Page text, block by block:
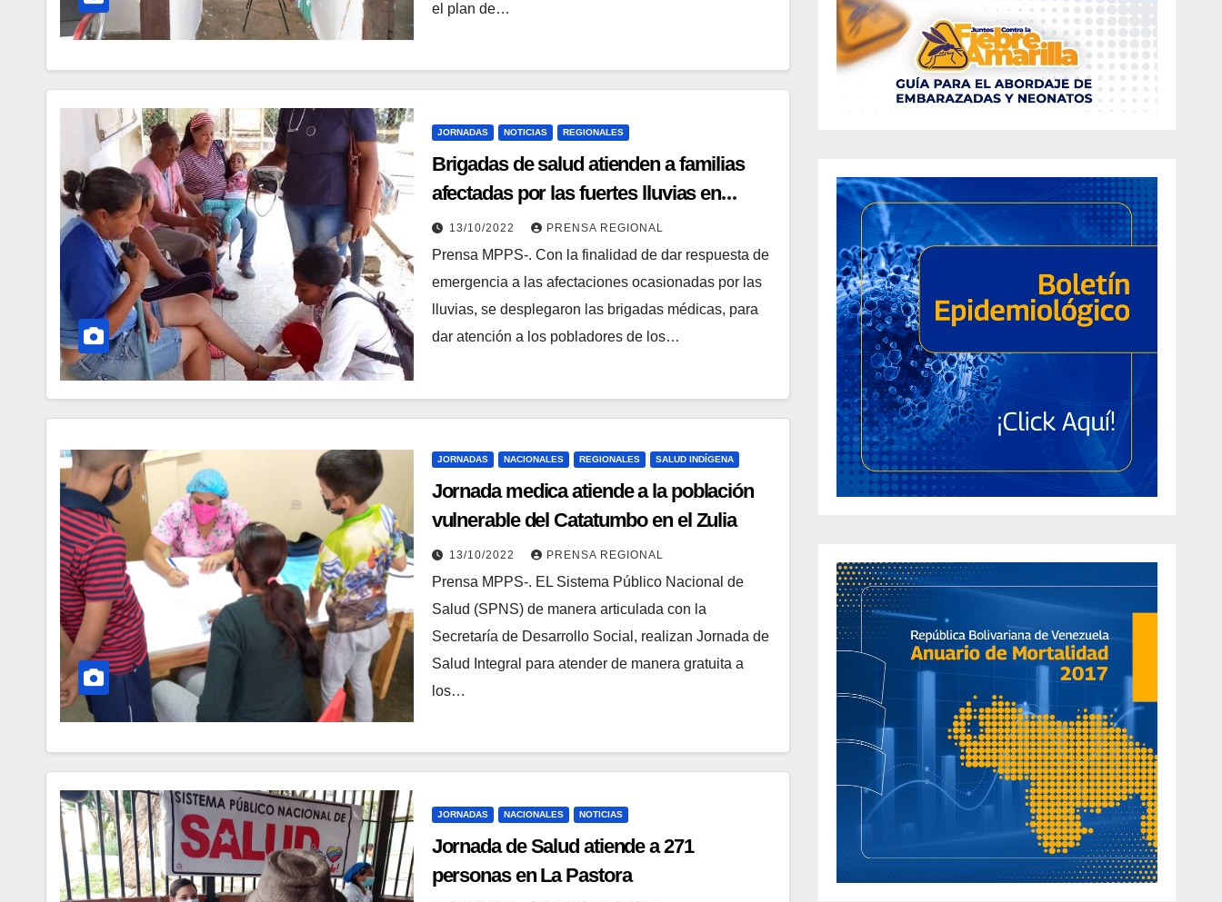
el plan de…
JORNADAS NOTICIAS REGIONALES
Brigadas de salud atienden a familias
afectadas por las fuertes lluvias en
Guárico
13/10/2022 PRENSA REGIONAL
Prensa MPPS-. Con la finalidad de dar respuesta de
emergencia a las afectaciones ocasionadas por las
lluvias, se desplegaron las brigadas médicas, para
dar atención a los pobladores de los…
JORNADAS NACIONALES REGIONALES SALUD INDÍGENA
Jornada medica atiende a la población
vulnerable del Catatumbo en el Zulia
13/10/2022 PRENSA REGIONAL
Prensa MPPS-. EL Sistema Público Nacional de
Salud (SPNS) de manera articulada con la
Secretaría de Desarrollo Social, realizan Jornada de
Salud Integral para atender de manera gratuita a
los…
JORNADAS NACIONALES NOTICIAS
Jornada de Salud atiende a 271
personas en La Pastora